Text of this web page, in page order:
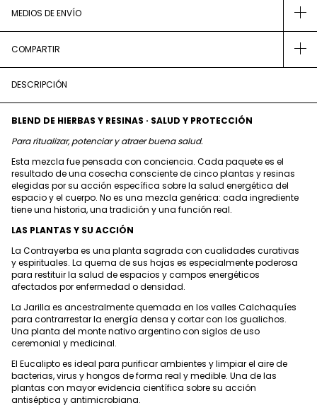
MEDIOS DE ENVÍO
COMPARTIR
DESCRIPCIÓN
BLEND DE HIERBAS Y RESINAS · SALUD Y PROTECCIÓN
Para ritualizar, potenciar y atraer buena salud.
Esta mezcla fue pensada con conciencia. Cada paquete es el
resultado de una cosecha consciente de cinco plantas y resinas
elegidas por su acción específica sobre la salud energética del
espacio y el cuerpo. No es una mezcla genérica: cada ingrediente
tiene una historia, una tradición y una función real.
LAS PLANTAS Y SU ACCIÓN
La Contrayerba es una planta sagrada con cualidades curativas
y espirituales. La quema de sus hojas es especialmente poderosa
para restituir la salud de espacios y campos energéticos
afectados por enfermedad o densidad.
La Jarilla es ancestralmente quemada en los valles Calchaquíes
para contrarrestar la energía densa y cortar con los gualichos.
Una planta del monte nativo argentino con siglos de uso
ceremonial y medicinal.
El Eucalipto es ideal para purificar ambientes y limpiar el aire de
bacterias, virus y hongos de forma real y medible. Una de las
plantas con mayor evidencia científica sobre su acción
antiséptica y antimicrobiana.